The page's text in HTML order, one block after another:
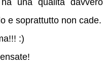
e soprattutto non cade.
:)